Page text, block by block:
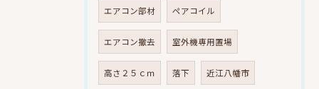
エアコン部材 ペアコイル
エアコン撤去 室外機専用置場
高さ２５ｃｍ 落下 近江八幡市